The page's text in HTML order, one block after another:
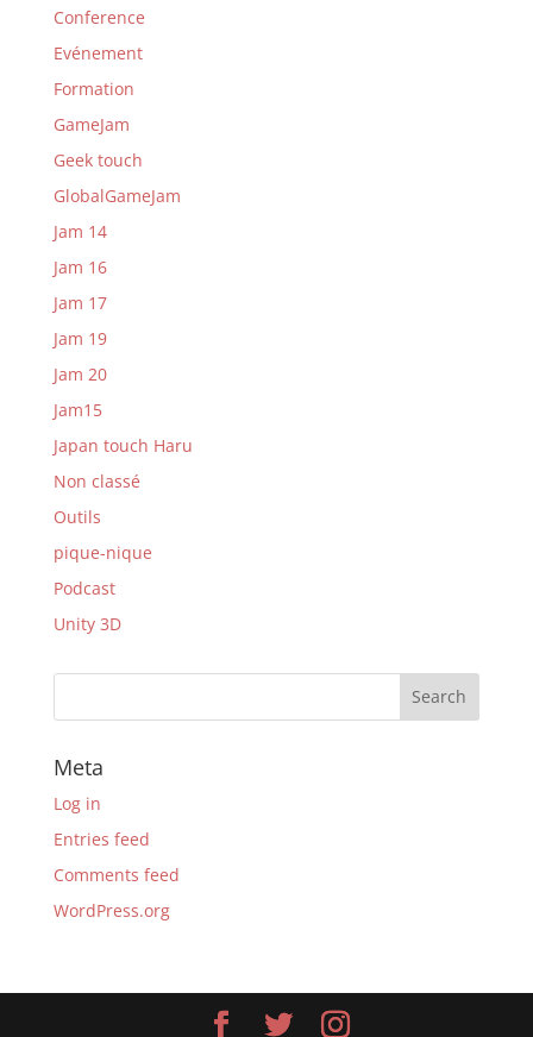
Conference
Evénement
Formation
GameJam
Geek touch
GlobalGameJam
Jam 14
Jam 16
Jam 17
Jam 19
Jam 20
Jam15
Japan touch Haru
Non classé
Outils
pique-nique
Podcast
Unity 3D
Meta
Log in
Entries feed
Comments feed
WordPress.org